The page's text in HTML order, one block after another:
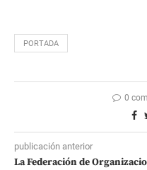
PORTADA
0
publicación anterior
La Federación de